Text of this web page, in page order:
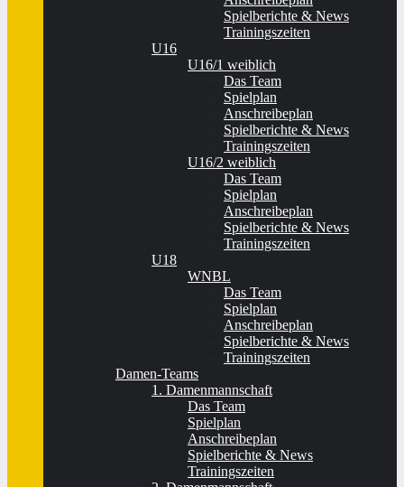
Spielberichte & News
Trainingszeiten
U16
U16/1 weiblich
Das Team
Spielplan
Anschreibeplan
Spielberichte & News
Trainingszeiten
U16/2 weiblich
Das Team
Spielplan
Anschreibeplan
Spielberichte & News
Trainingszeiten
U18
WNBL
Das Team
Spielplan
Anschreibeplan
Spielberichte & News
Trainingszeiten
Damen-Teams
1. Damenmannschaft
Das Team
Spielplan
Anschreibeplan
Spielberichte & News
Trainingszeiten